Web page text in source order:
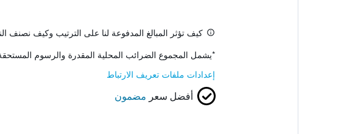
كيف تؤثر المبالغ المدفوعة لنا على الترتيب وكيف نصنف
*يشمل المجموع الضرائب المحلية المقدرة والرسوم
إعدادات ملفات تعريف الارتباط
أفضل سعر مضمون